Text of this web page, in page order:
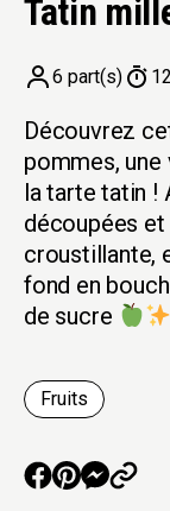
Tatin
6 part(s)
Découvrez
pommes,
la tarte tatin !
découpées et
croustillante,
fond en
de sucre
Fruits